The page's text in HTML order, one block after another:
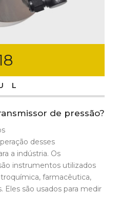
de pressão?
desses
a indústria. Os
instrumentos utilizados
farmacêutica,
Eles são usados para medir